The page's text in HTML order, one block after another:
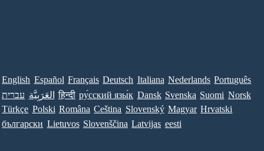
English Español Français Deutsch Italiana Nederlands Português
עברית العَرَبِيَّة हिन्दी ру́сский язы́к Dansk Svenska Suomi Norsk
Türkçe Polski Româna Ceština Slovenský Magyar Hrvatski
български Lietuvos Slovenščina Latvijas eesti